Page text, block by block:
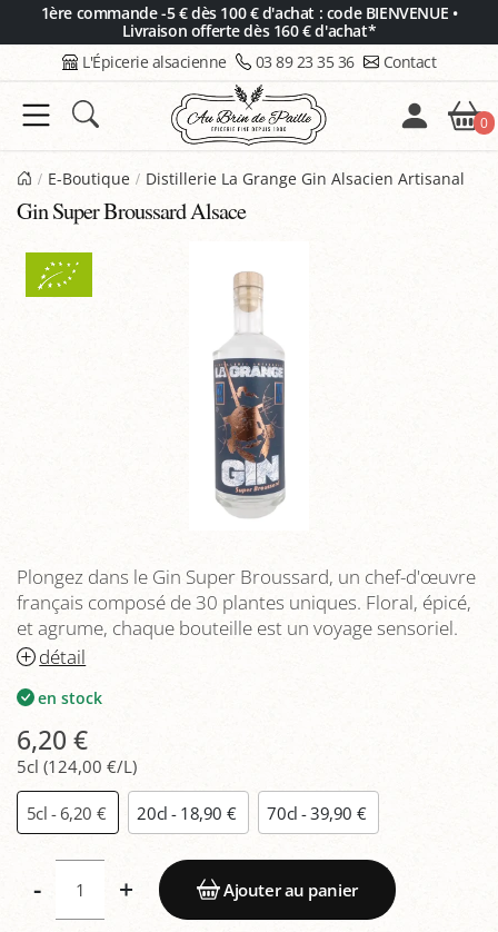
1ère commande -5 € dès 100 € d'achat : code BIENVENUE •
Livraison offerte dès 160 € d'achat*
L'Épicerie alsacienne 03 89 23 35 36 Contact
0
E-Boutique Distillerie La Grange Gin Alsacien Artisanal
Gin Super Broussard Alsace
Plongez dans le Gin Super Broussard, un chef-d'œuvre
français composé de 30 plantes uniques. Floral, épicé,
et agrume, chaque bouteille est un voyage sensoriel.
détail
en stock
6,20 €
5cl (124,00 €/L)
5cl - 6,20 € 20cl - 18,90 € 70cl - 39,90 €
- + Ajouter au panier
Panneau de gestion des cookies